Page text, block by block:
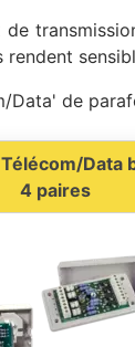
de
Data
4 paires